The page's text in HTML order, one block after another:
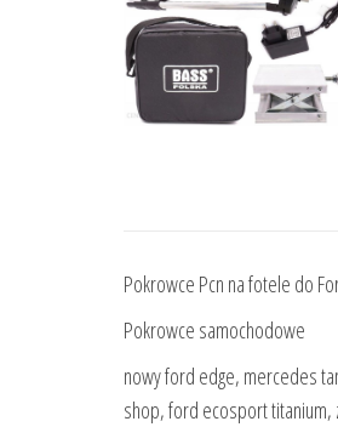
Pokrowce Pcn na fotele do
Pokrowce samochodowe
nowy ford edge, mercedes
shop, ford ecosport titanium,